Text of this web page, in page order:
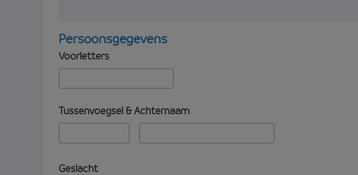
Persoonsgegevens
Voorletters
Tussenvoegsel & Achternaam
Geslacht